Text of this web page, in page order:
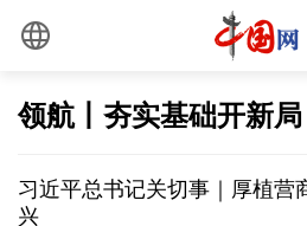
领航丨夯实基础开新局
习近平总书记关切事｜厚植营
兴